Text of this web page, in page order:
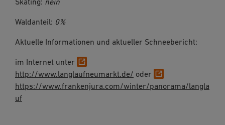
Waldanteil: 0%
Aktuelle Informationen und aktueller Schneebericht:
im Internet unter
http://www.langlaufneumarkt.de/ oder
https://www.frankenjura.com/winter/panorama/langla
uf